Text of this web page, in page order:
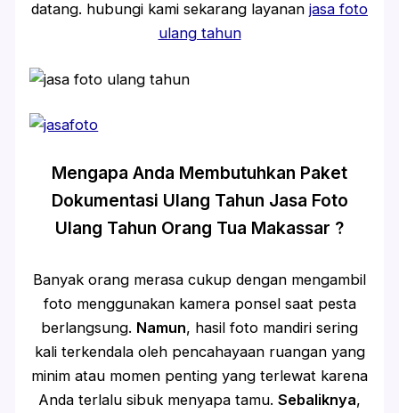
datang. hubungi kami sekarang layanan jasa foto
ulang tahun
Mengapa Anda Membutuhkan Paket
Dokumentasi Ulang Tahun Jasa Foto
Ulang Tahun Orang Tua Makassar ?
Banyak orang merasa cukup dengan mengambil
foto menggunakan kamera ponsel saat pesta
berlangsung. Namun, hasil foto mandiri sering
kali terkendala oleh pencahayaan ruangan yang
minim atau momen penting yang terlewat karena
Anda terlalu sibuk menyapa tamu. Sebaliknya,